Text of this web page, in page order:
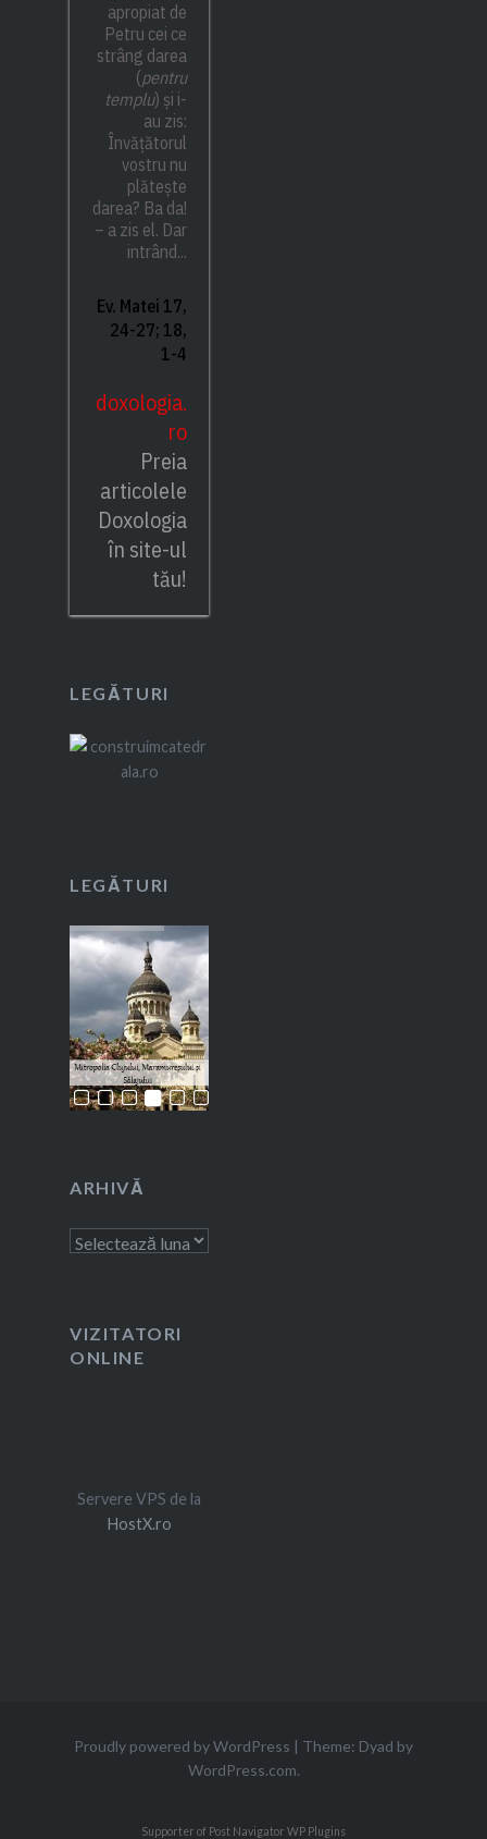
apropiat de
Petru cei ce
strâng darea
(pentru
templu) și i-
au zis:
Învățătorul
vostru nu
plătește
darea? Ba da!
– a zis el. Dar
intrând...
Ev. Matei 17,
24-27; 18,
1-4
doxologia.
ro
Preia
articolele
Doxologia
în site-ul
tău!
LEGĂTURI
LEGĂTURI
ARHIVĂ
Arhivă
VIZITATORI
ONLINE
Servere VPS de la
HostX.ro
Proudly powered by WordPress | Theme: Dyad by
WordPress.com.
Supporter of Post Navigator WP Plugins